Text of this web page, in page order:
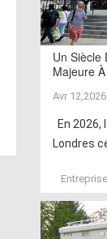
Un Siècle
Majeure
Avr 12,2026
En 2026,
Londres
Entreprise